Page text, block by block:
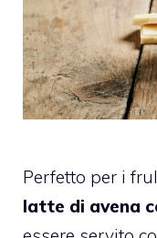
Perfetto per i
latte di avena